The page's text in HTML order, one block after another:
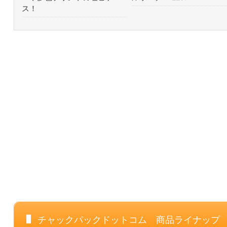
ス！
チャックパックドットコム 商品ライナップ